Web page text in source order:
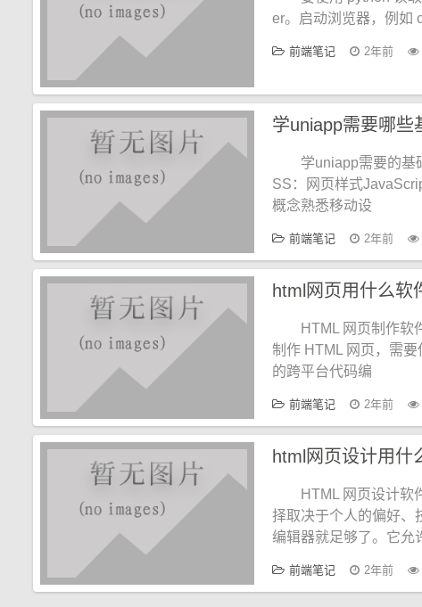
er。启动浏览器，例如
前端笔记 2年前
学uniapp需要哪些
学uniapp需要的基
SS：网页样式
概念熟悉移动设
前端笔记 2年前
html网页用什么软
HTML 网页制作软
制作 HTML 网页，需
的跨平台代码编
前端笔记 2年前
html网页设计用什
HTML 网页设计软
择取决于个人的偏好、
编辑器就足够了。它允
前端笔记 2年前